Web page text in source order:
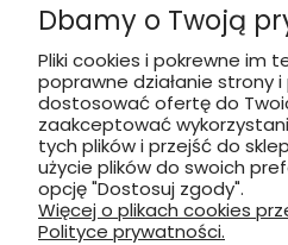
Płatność: gotówka, karta, BLIK
Dbamy o Twoją
Pliki cookies i pokrewne im
poprawne działanie strony
dostosować ofertę do
zaakceptować
tych plików i przejść do
użycie plików do swoich
opcję "Dostosuj zgody".
Więcej o plikach cookies
Polityce prywatności.